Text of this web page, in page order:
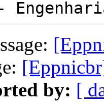
by: [